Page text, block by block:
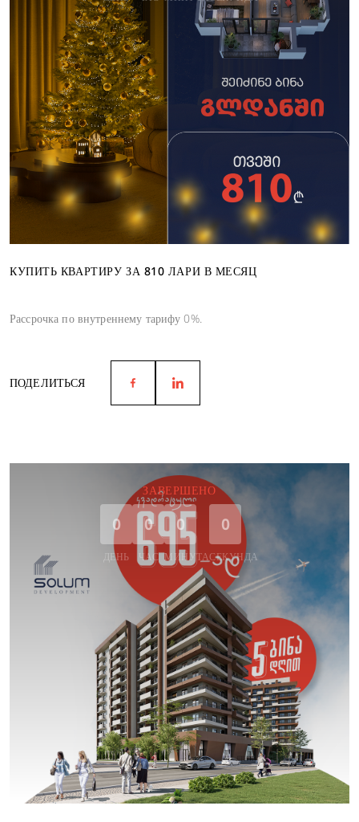
КУПИТЬ КВАРТИРУ ЗА 810 ЛАРИ В МЕСЯЦ
Рассрочка по внутреннему тарифу 0%.
ПОДЕЛИТЬСЯ
ЗАВЕРШЕНО
0
ДЕНЬ
0
ЧАС
0
МИНУТА
0
СЕКУНДА